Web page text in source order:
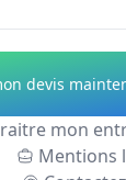
des
devis
mon
Mentions